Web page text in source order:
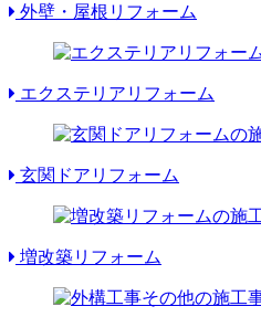
外壁・屋根リフォーム
エクステリアリフォーム
玄関ドアリフォーム
増改築リフォーム